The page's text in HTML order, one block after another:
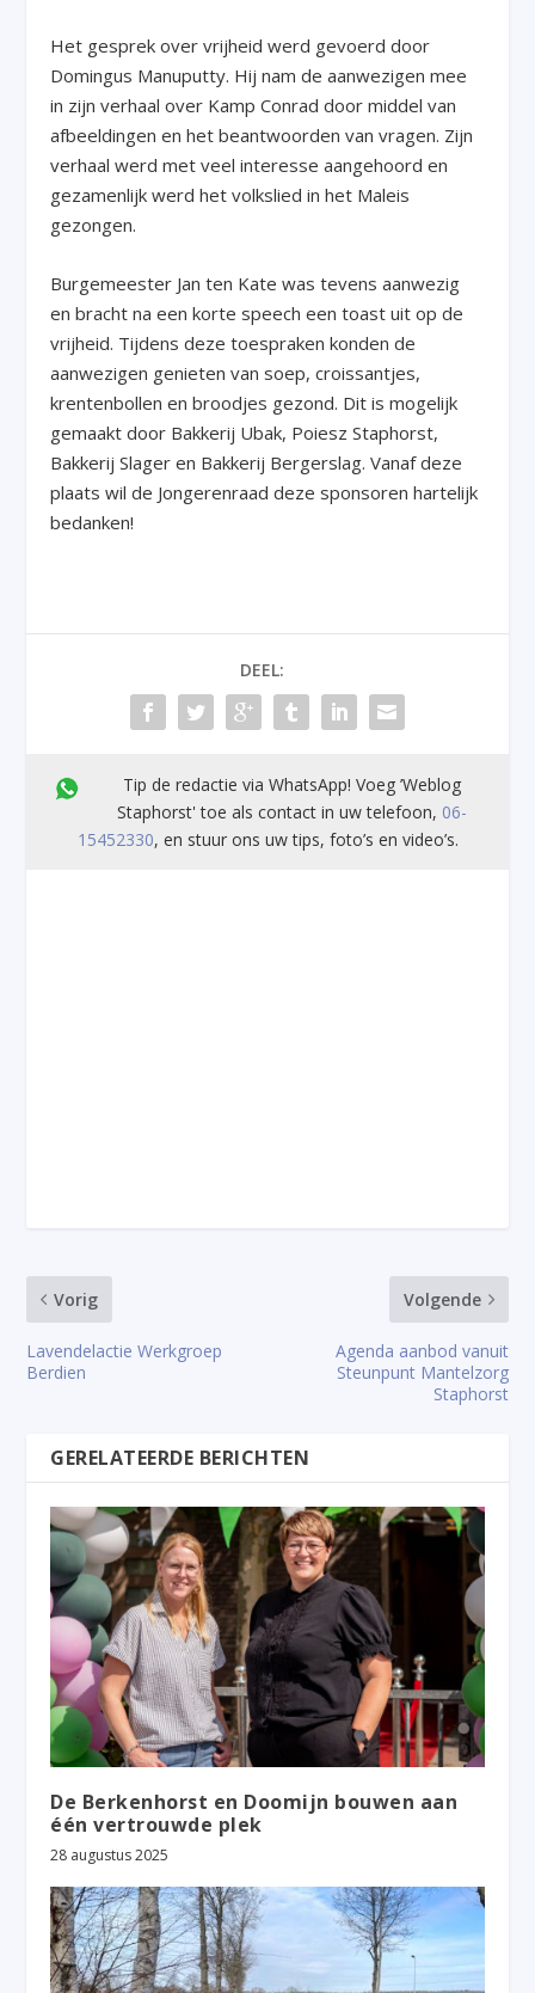
Het gesprek over vrijheid werd gevoerd door
Domingus Manuputty. Hij nam de aanwezigen mee
in zijn verhaal over Kamp Conrad door middel van
afbeeldingen en het beantwoorden van vragen. Zijn
verhaal werd met veel interesse aangehoord en
gezamenlijk werd het volkslied in het Maleis
gezongen.
Burgemeester Jan ten Kate was tevens aanwezig
en bracht na een korte speech een toast uit op de
vrijheid. Tijdens deze toespraken konden de
aanwezigen genieten van soep, croissantjes,
krentenbollen en broodjes gezond. Dit is mogelijk
gemaakt door Bakkerij Ubak, Poiesz Staphorst,
Bakkerij Slager en Bakkerij Bergerslag. Vanaf deze
plaats wil de Jongerenraad deze sponsoren hartelijk
bedanken!
DEEL:
Tip de redactie via WhatsApp! Voeg ’Weblog
Staphorst' toe als contact in uw telefoon, 06-
15452330, en stuur ons uw tips, foto’s en video’s.
Vorig
Lavendelactie Werkgroep
Berdien
Volgende
Agenda aanbod vanuit
Steunpunt Mantelzorg
Staphorst
GERELATEERDE BERICHTEN
De Berkenhorst en Doomijn bouwen aan
één vertrouwde plek
28 augustus 2025